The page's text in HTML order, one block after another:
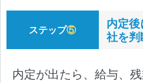
ステップ⑤
内定
社を
内定が出たら、給与、残